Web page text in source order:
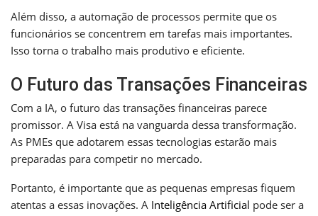
Além disso, a automação de processos permite que os
funcionários se concentrem em tarefas mais importantes.
Isso torna o trabalho mais produtivo e eficiente.
O Futuro das Transações Financeiras
Com a IA, o futuro das transações financeiras parece
promissor. A Visa está na vanguarda dessa transformação.
As PMEs que adotarem essas tecnologias estarão mais
preparadas para competir no mercado.
Portanto, é importante que as pequenas empresas fiquem
atentas a essas inovações. A Inteligência Artificial pode ser a